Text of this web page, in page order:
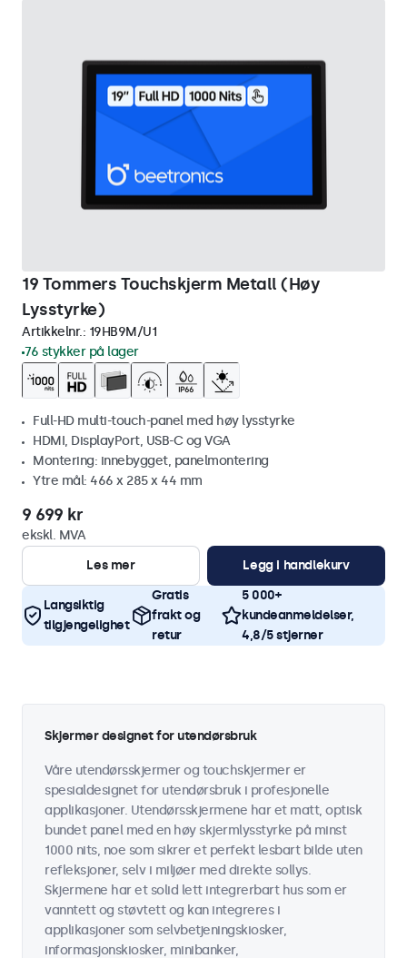
19 Tommers Touchskjerm Metall (Høy
Lysstyrke)
Artikkelnr.: 19HB9M/U1
76 stykker på lager
Full-HD multi-touch-panel med høy lysstyrke
HDMI, DisplayPort, USB-C og VGA
Montering: innebygget, panelmontering
Ytre mål: 466 x 285 x 44 mm
9 699 kr
ekskl. MVA
Les mer
Legg i handlekurv
Langsiktig
tilgjengelighet
Gratis
frakt og
retur
5 000+
kundeanmeldelser,
4,8/5 stjerner
Skjermer designet for utendørsbruk
Våre utendørsskjermer og touchskjermer er
spesialdesignet for utendørsbruk i profesjonelle
applikasjoner. Utendørsskjermene har et matt, optisk
bundet panel med en høy skjermlysstyrke på minst
1000 nits, noe som sikrer et perfekt lesbart bilde uten
refleksjoner, selv i miljøer med direkte sollys.
Skjermene har et solid lett integrerbart hus som er
vanntett og støvtett og kan integreres i
applikasjoner som selvbetjeningskiosker,
informasjonskiosker, minibanker,